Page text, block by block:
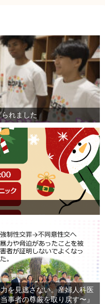
れました
を見逃さない。産婦人科医
事者の尊厳を取り戻す〜』